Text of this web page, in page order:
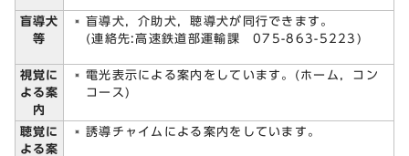
盲導犬
等
盲導犬，介助犬，聴導犬が同行できます。
(連絡先:高速鉄道部運輸課 075-863-5223)
視覚に
よる案
内
電光表示による案内をしています。(ホーム，コン
コース)
聴覚に
よる案
誘導チャイムによる案内をしています。